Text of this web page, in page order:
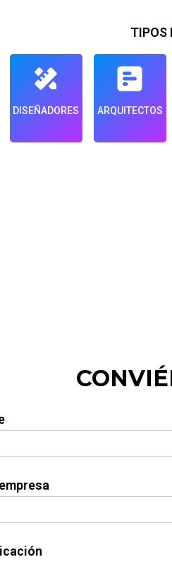
TIPOS
DISEÑADORES ARQUITECTOS